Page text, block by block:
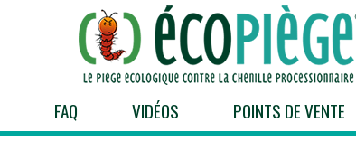
FAQ VIDÉOS POINTS DE VENTE